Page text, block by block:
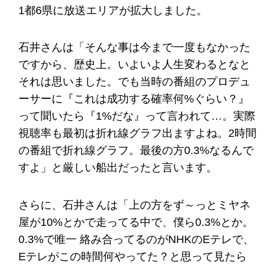
1都6県に放送エリアが拡大しました。
石井さんは「そんな事は今まで一度もなかった
ですから、歴史上。いよいよ人生変わるとなと
それは思いました。でも当時の番組のプロデュ
ーサーに『これは成功する確率何%ぐらい？』
って聞いたら『1%だな』って言われて…。実際
視聴率も最初は折れ線グラフ出ますよね。2時間
の番組で折れ線グラフ。最後の方0.3%なるんで
すよ」と厳しい船出だったと言います。
さらに、石井さんは「上の方をず～っとミヤネ
屋が10%とかで走ってる中で、僕ら0.3%とか。
0.3%で唯一 絡み合ってるのがNHKのEテレで、
Eテレがこの時間何やってた？と思って見たら